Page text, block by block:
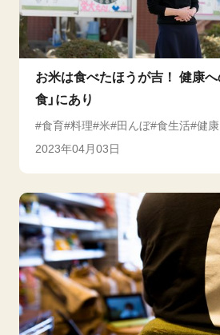
お米は食べたほうが吉！ 健康へ
食」にあり
食育 料理 米 田んぼ 食生活 健康
2023年04月03日